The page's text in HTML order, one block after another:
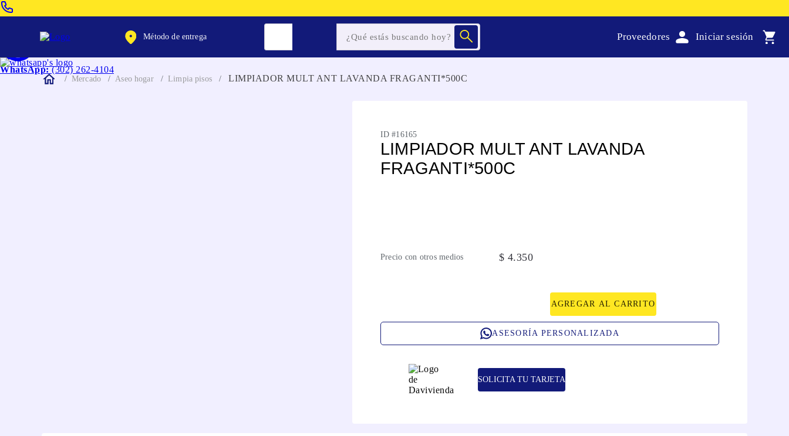
WhatsApp: (302) 262-4104
Método de entrega Proveedores
Mercado Aseo hogar Limpia pisos LIMPIADOR MULT ANT LAVANDA FRAGANTI*500C
ID #16165
LIMPIADOR MULT ANT LAVANDA
FRAGANTI*500C
Precio con otros medios $ 4.350
AGREGAR AL CARRITO
ASESORÍA PERSONALIZADA
SOLICITA TU TARJETA